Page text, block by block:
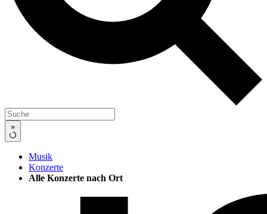
»
Musik
Konzerte
Alle Konzerte nach Ort